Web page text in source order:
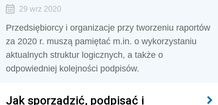
29 wrz 2020
Przedsiębiorcy i organizacje przy tworzeniu raportów
za 2020 r. muszą pamiętać m.in. o wykorzystaniu
aktualnych struktur logicznych, a także o
odpowiedniej kolejności podpisów.
Jak sporządzić, podpisać i